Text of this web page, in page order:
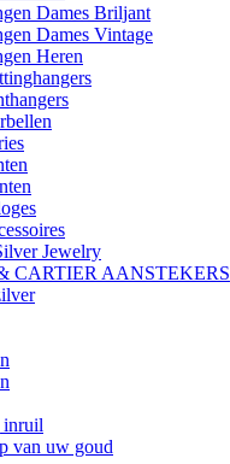
Dames Briljant
Dames Vintage
Heren
Jewelry
CARTIER AANSTEKERS
inruil
van uw goud